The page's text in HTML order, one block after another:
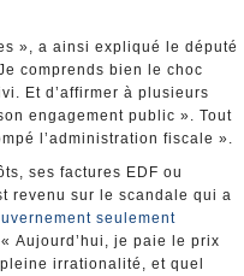
», a ainsi expliqué le député
comprends bien le choc
Et d’affirmer à plusieurs
engagement public ». Tout
l’administration fiscale ».
ses factures EDF ou
revenu sur le scandale qui a
seulement
Aujourd’hui, je paie le prix
irrationalité, et quel